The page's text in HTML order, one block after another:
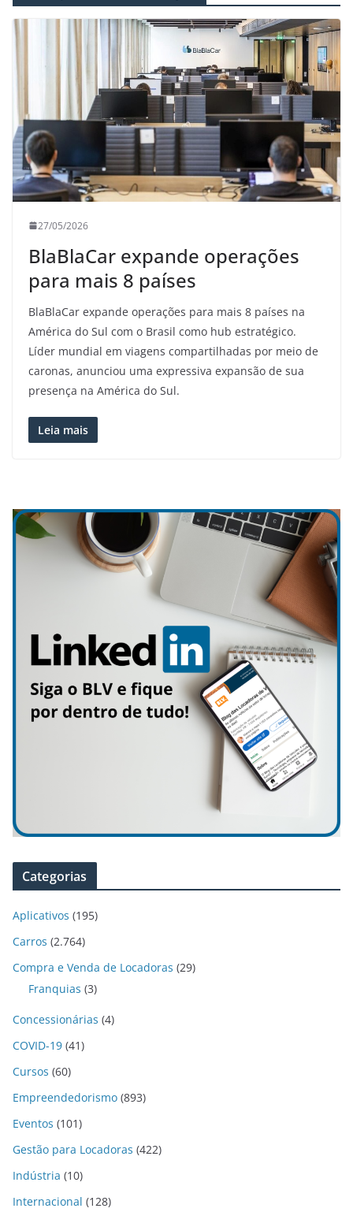
27/05/2026
BlaBlaCar expande operações
para mais 8 países
BlaBlaCar expande operações para mais 8 países na
América do Sul com o Brasil como hub estratégico.
Líder mundial em viagens compartilhadas por meio de
caronas, anunciou uma expressiva expansão de sua
presença na América do Sul.
Leia mais
Categorias
Aplicativos (195)
Carros (2.764)
Compra e Venda de Locadoras (29)
Franquias (3)
Concessionárias (4)
COVID-19 (41)
Cursos (60)
Empreendedorismo (893)
Eventos (101)
Gestão para Locadoras (422)
Indústria (10)
Internacional (128)